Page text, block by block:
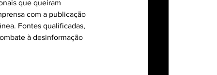
que queiram
com a publicação
Fontes qualificadas,
à desinformação